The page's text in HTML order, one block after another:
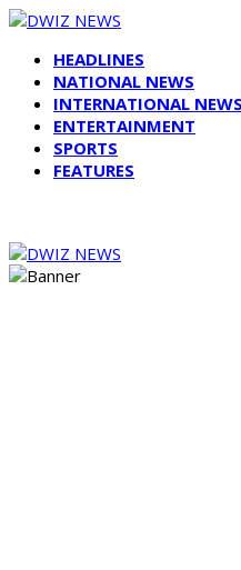
HEADLINES
NATIONAL NEWS
INTERNATIONAL NEWS
ENTERTAINMENT
SPORTS
FEATURES